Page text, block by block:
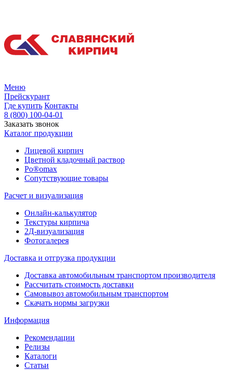
Меню
Прейскурант
Где купить Контакты
8 (800) 100-04-01
Заказать звонок
Каталог продукции
Лицевой кирпич
Цветной кладочный раствор
Po®omax
Сопутствующие товары
Расчет и визуализация
Онлайн-калькулятор
Текстуры кирпича
2Д-визуализация
Фотогалерея
Доставка и отгрузка продукции
Доставка автомобильным транспортом производителя
Рассчитать стоимость доставки
Самовывоз автомобильным транспортом
Скачать нормы загрузки
Информация
Рекомендации
Релизы
Каталоги
Статьи